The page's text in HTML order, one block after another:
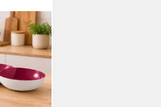
Allegra
bei dir